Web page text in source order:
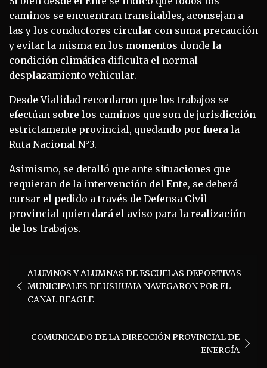
caminos se encuentran transitables, aconsejan a
las y los conductores circular con suma precaución
y evitar la misma en los momentos donde la
condición climática dificulta el normal
desplazamiento vehicular.
Desde Vialidad recordaron que los trabajos se
efectúan sobre los caminos que son de jurisdicción
estrictamente provincial, quedando por fuera la
Ruta Nacional N°3.
Asimismo, se detalló que ante situaciones que
requieran de la intervención del Ente, se deberá
cursar el pedido a través de Defensa Civil
provincial quien dará el aviso para la realización
de los trabajos.
de
entradas
ALUMNOS Y ALUMNAS DE ESCUELAS DEPORTIVAS
MUNICIPALES DE USHUAIA NAVEGARON POR EL
CANAL BEAGLE
COMUNICADO DE LA DIRECCIÓN PROVINCIAL DE
ENERGÍA